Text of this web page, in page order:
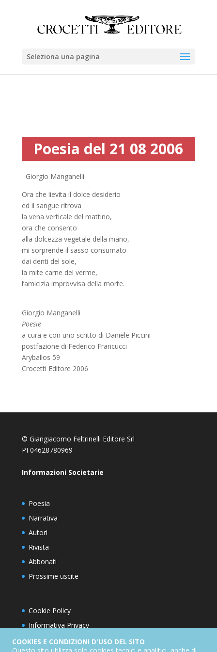
Seleziona una pagina
Poesia del 21 08 2006
Giorgio Manganelli
Ora che lievita il dolce desiderio
ed il sangue ritrova
la vena verticale del mattino,
ora che consento
alla dolcezza vegetale della mano,
mi sorprende il sasso consumato
dai denti del sole,
la mite carne del verme,
l’amicizia improvvisa della morte.
Giorgio Manganelli
Poesie
a cura e con uno scritto di Daniele Piccini
postfazione di Federico Francucci
Aryballos 59
Crocetti Editore 2006
© Giangiacomo Feltrinelli Editore Srl
PI 04628780969
Informazioni Societarie
Poesia
Narrativa
Autori
Rivista
Abbonati
Prossime uscite
Cookie Policy
Informativa Privacy
Condizioni d’utilizzo del sito
COOKIES E CONDIZIONI D'USO DEL SITO